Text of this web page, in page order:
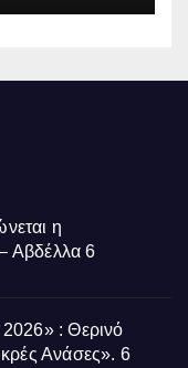
η
Αβδέλλα 6
: Θερινό
Ανάσες». 6